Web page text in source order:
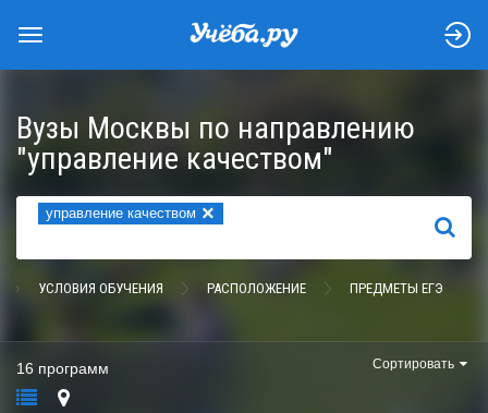
Вузы Москвы по направлению
"управление качеством"
управление качеством ×
НАЙТИ
УСЛОВИЯ ОБУЧЕНИЯ РАСПОЛОЖЕНИЕ ПРЕДМЕТЫ ЕГЭ
16 программ Сортировать